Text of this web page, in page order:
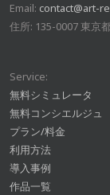
Email: contact@art-
住所: 135-0007 東京
Service:
無料シミュレータ
無料コンシエルジュ
プラン/料金
利用方法
導入事例
作品一覧